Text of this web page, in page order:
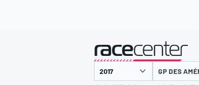
GP DES